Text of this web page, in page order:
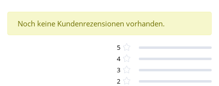
Noch keine Kundenrezensionen vorhanden.
5
4
3
2